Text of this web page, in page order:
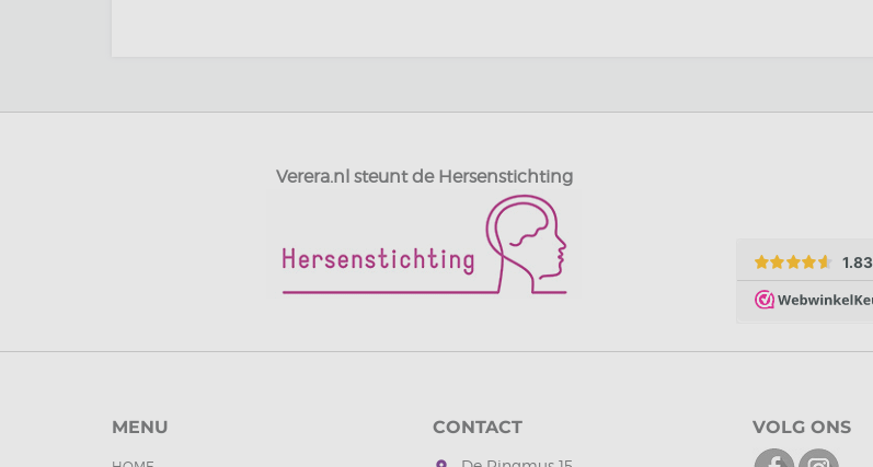
Verera.nl steunt de Hersenstichting
MENU CONTACT VOLG ONS